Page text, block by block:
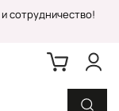
сотрудничество!